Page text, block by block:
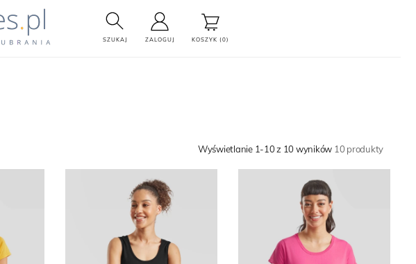
SZUKAJ ZALOGUJ KOSZYK (0)
Wyświetlanie 1-10 z 10 wyników 10 produkty